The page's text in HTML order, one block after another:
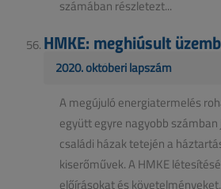
számában részletezt...
HMKE: meghiúsult
2020. októberi lapszám
A megújuló energiatermelés
együtt egyre nagyobb számban
családi házak tetején a
kiserőművek. A HMKE
előírásokat és